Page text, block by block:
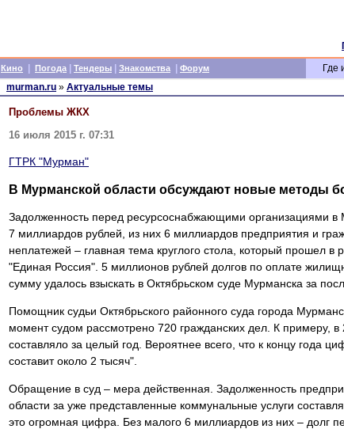
Кино Погода Тендеры Знакомства Форум
Где
murman.ru » Актуальные темы
Проблемы ЖКХ
16 июля 2015 г. 07:31
ГТРК "Мурман"
В Мурманской области обсуждают новые методы
Задолженность перед ресурсоснабжающими организациями в
7 миллиардов рублей, из них 6 миллиардов предприятия и
неплатежей – главная тема круглого стола, который прошел в
"Единая Россия". 5 миллионов рублей долгов по оплате
сумму удалось взыскать в Октябрьском суде Мурманска за
Помощник судьи Октябрьского районного суда города
момент судом рассмотрено 720 гражданских дел. К примеру, в
составляло за целый год. Вероятнее всего, что к концу года
составит около 2 тысяч".
Обращение в суд – мера действенная. Задолженность
области за уже представленные коммунальные услуги
это огромная цифра. Без малого 6 миллиардов из них – долг